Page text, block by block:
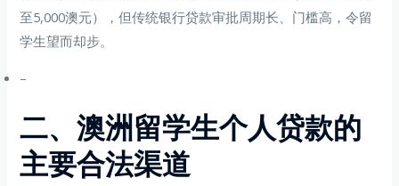
至5,000澳元），但传统银行贷款审批周期长、门槛高，令留
学生望而却步。
–
二、澳洲留学生个人贷款的
主要合法渠道